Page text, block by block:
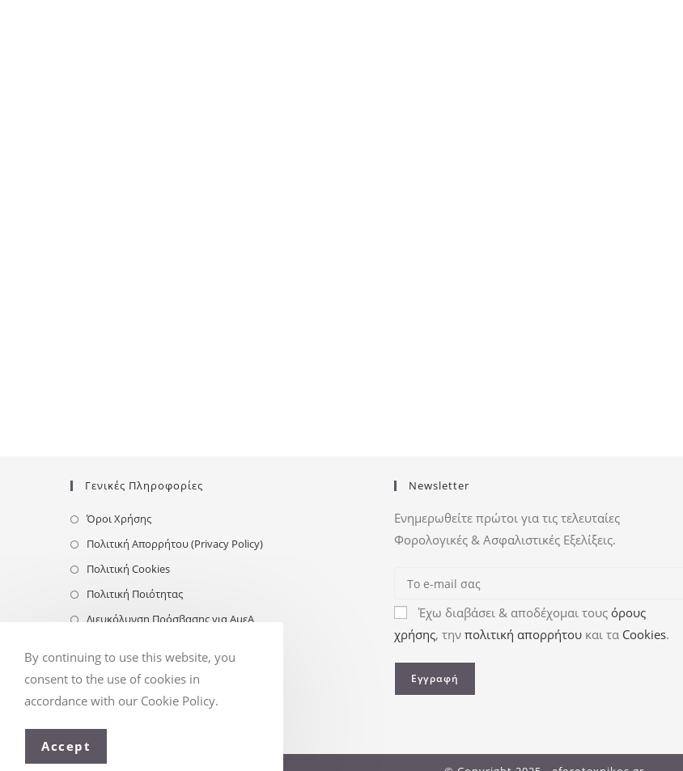
Γενικές Πληροφορίες
Όροι Χρήσης
Πολιτική Απορρήτου (Privacy Policy)
Πολιτική Cookies
Πολιτική Ποιότητας
Διευκόλυνση Πρόσβασης για ΑμεΑ
Follow Us
Newsletter
Ενημερωθείτε πρώτοι για τις τελευταίες
Φορολογικές & Ασφαλιστικές Εξελίξεις.
Έχω διαβάσει & αποδέχομαι τους όρους
χρήσης, την πολιτική απορρήτουκαι τα Cookies.
By continuing to use this website, you
consent to the use of cookies in
accordance with our Cookie Policy.
Accept